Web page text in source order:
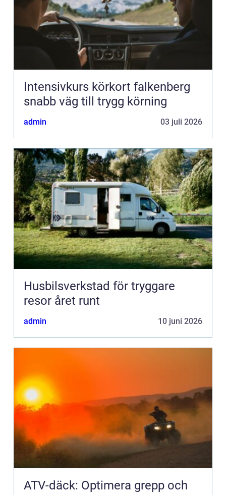
Intensivkurs körkort falkenberg
snabb väg till trygg körning
admin 03 juli 2026
Husbilsverkstad för tryggare
resor året runt
admin 10 juni 2026
ATV-däck: Optimera grepp och